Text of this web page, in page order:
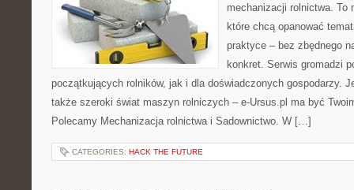
mechanizacji rolnictwa. To
które chcą opanować
praktyce – bez zbędnego
konkret. Serwis gromadzi
początkujących rolników, jak i dla doświadczonych gospodarzy.
także szeroki świat maszyn rolniczych – e-Ursus.pl ma być
Polecamy Mechanizacja rolnictwa i Sadownictwo. W […]
CATEGORIES: HACK THE FUTURE